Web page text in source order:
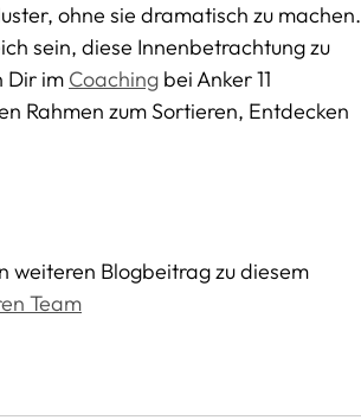
ohne sie dramatisch zu machen.
sein, diese Innenbetrachtung zu
Dir im Coaching bei Anker 11
Rahmen zum Sortieren, Entdecken
weiteren Blogbeitrag zu diesem
Team